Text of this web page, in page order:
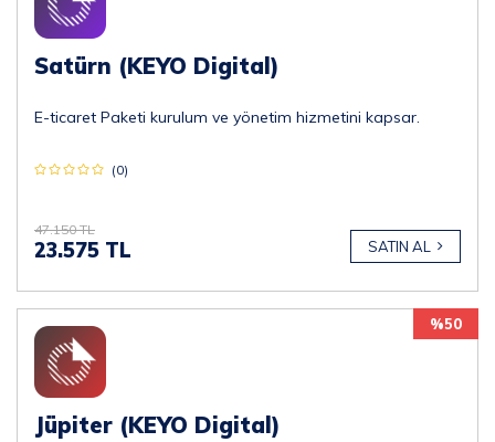
Satürn (KEYO Digital)
E-ticaret Paketi kurulum ve yönetim hizmetini kapsar.
(0)
47.150 TL
23.575 TL SATIN AL
Jüpiter (KEYO Digital)
%50